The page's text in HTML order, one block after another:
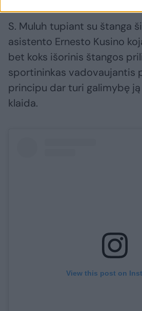
S. Muluh tupiant su štanga
asistento Ernesto Kusino
bet koks išorinis štangos
sportininkas vadovaujantis
principu dar turi galimybę ją
klaida.
View this post on